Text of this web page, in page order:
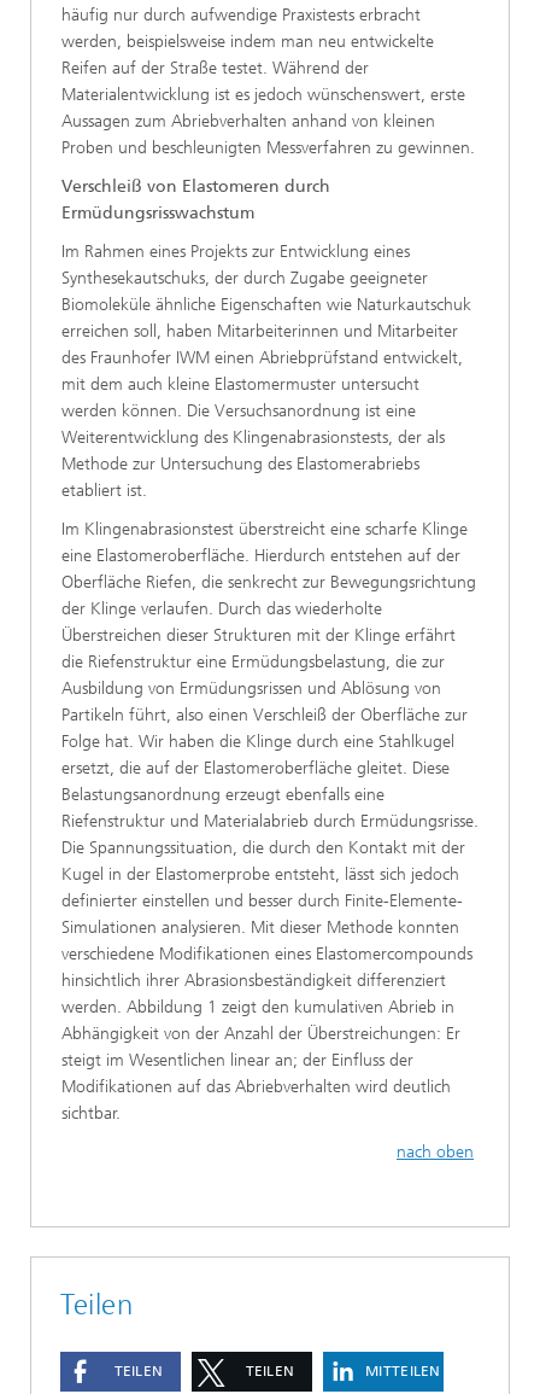
häufig nur durch aufwendige Praxistests erbracht
werden, beispielsweise indem man neu entwickelte
Reifen auf der Straße testet. Während der
Materialentwicklung ist es jedoch wünschenswert, erste
Aussagen zum Abriebverhalten anhand von kleinen
Proben und beschleunigten Messverfahren zu gewinnen.
Verschleiß von Elastomeren durch
Ermüdungsrisswachstum
Im Rahmen eines Projekts zur Entwicklung eines
Synthesekautschuks, der durch Zugabe geeigneter
Biomoleküle ähnliche Eigenschaften wie Naturkautschuk
erreichen soll, haben Mitarbeiterinnen und Mitarbeiter
des Fraunhofer IWM einen Abriebprüfstand entwickelt,
mit dem auch kleine Elastomermuster untersucht
werden können. Die Versuchsanordnung ist eine
Weiterentwicklung des Klingenabrasionstests, der als
Methode zur Untersuchung des Elastomerabriebs
etabliert ist.
Im Klingenabrasionstest überstreicht eine scharfe Klinge
eine Elastomeroberfläche. Hierdurch entstehen auf der
Oberfläche Riefen, die senkrecht zur Bewegungsrichtung
der Klinge verlaufen. Durch das wiederholte
Überstreichen dieser Strukturen mit der Klinge erfährt
die Riefenstruktur eine Ermüdungsbelastung, die zur
Ausbildung von Ermüdungsrissen und Ablösung von
Partikeln führt, also einen Verschleiß der Oberfläche zur
Folge hat. Wir haben die Klinge durch eine Stahlkugel
ersetzt, die auf der Elastomeroberfläche gleitet. Diese
Belastungsanordnung erzeugt ebenfalls eine
Riefenstruktur und Materialabrieb durch Ermüdungsrisse.
Die Spannungssituation, die durch den Kontakt mit der
Kugel in der Elastomerprobe entsteht, lässt sich jedoch
definierter einstellen und besser durch Finite-Elemente-
Simulationen analysieren. Mit dieser Methode konnten
verschiedene Modifikationen eines Elastomercompounds
hinsichtlich ihrer Abrasionsbeständigkeit differenziert
werden. Abbildung 1 zeigt den kumulativen Abrieb in
Abhängigkeit von der Anzahl der Überstreichungen: Er
steigt im Wesentlichen linear an; der Einfluss der
Modifikationen auf das Abriebverhalten wird deutlich
sichtbar.
nach oben
Teilen
TEILEN TEILEN MITTEILEN